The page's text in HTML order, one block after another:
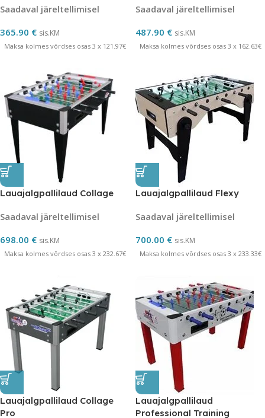
Saadaval järeltellimisel
365.90 € sis.KM
Maksa kolmes võrdses osas 3 x 121.97€
Saadaval järeltellimisel
487.90 € sis.KM
Maksa kolmes võrdses osas 3 x 162.63€
Lauajalgpallilaud Collage
Saadaval järeltellimisel
698.00 € sis.KM
Maksa kolmes võrdses osas 3 x 232.67€
Lauajalgpallilaud Flexy
Saadaval järeltellimisel
700.00 € sis.KM
Maksa kolmes võrdses osas 3 x 233.33€
Lauajalgpallilaud Collage
Pro
Lauajalgpallilaud
Professional Training